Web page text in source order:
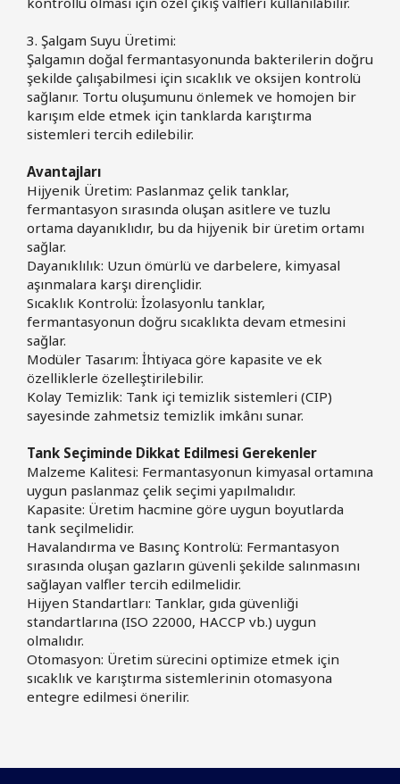
3. Şalgam Suyu Üretimi:
Şalgamın doğal fermantasyonunda bakterilerin doğru
şekilde çalışabilmesi için sıcaklık ve oksijen kontrolü
sağlanır. Tortu oluşumunu önlemek ve homojen bir
karışım elde etmek için tanklarda karıştırma
sistemleri tercih edilebilir.
Avantajları
Hijyenik Üretim: Paslanmaz çelik tanklar,
fermantasyon sırasında oluşan asitlere ve tuzlu
ortama dayanıklıdır, bu da hijyenik bir üretim ortamı
sağlar.
Dayanıklılık: Uzun ömürlü ve darbelere, kimyasal
aşınmalara karşı dirençlidir.
Sıcaklık Kontrolü: İzolasyonlu tanklar,
fermantasyonun doğru sıcaklıkta devam etmesini
sağlar.
Modüler Tasarım: İhtiyaca göre kapasite ve ek
özelliklerle özelleştirilebilir.
Kolay Temizlik: Tank içi temizlik sistemleri (CIP)
sayesinde zahmetsiz temizlik imkânı sunar.
Tank Seçiminde Dikkat Edilmesi Gerekenler
Malzeme Kalitesi: Fermantasyonun kimyasal ortamına
uygun paslanmaz çelik seçimi yapılmalıdır.
Kapasite: Üretim hacmine göre uygun boyutlarda
tank seçilmelidir.
Havalandırma ve Basınç Kontrolü: Fermantasyon
sırasında oluşan gazların güvenli şekilde salınmasını
sağlayan valfler tercih edilmelidir.
Hijyen Standartları: Tanklar, gıda güvenliği
standartlarına (ISO 22000, HACCP vb.) uygun
olmalıdır.
Otomasyon: Üretim sürecini optimize etmek için
sıcaklık ve karıştırma sistemlerinin otomasyona
entegre edilmesi önerilir.